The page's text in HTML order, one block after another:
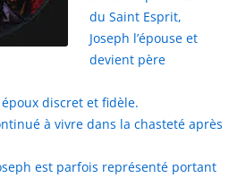
du Saint Esprit,
Joseph l’épouse et
devient père
discret et fidèle.
à vivre dans la chasteté après
est parfois représenté portant